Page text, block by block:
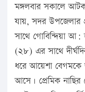
মঙ্গলবার সকালে
যায়, সদর উপজেলার
সাথে গোবিন্দিয়া আ:
(২৮) এর সাথে
ধরে আয়েশা বেগমকে
আসে। প্রেমিক